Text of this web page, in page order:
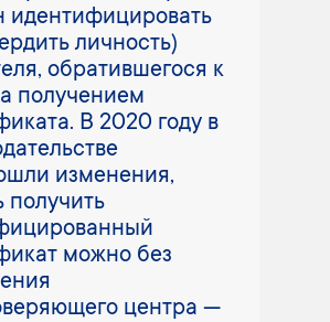
идентифицировать
личность)
обратившегося к
получением
В 2020 году в
изменения,
получить
можно без
центра —